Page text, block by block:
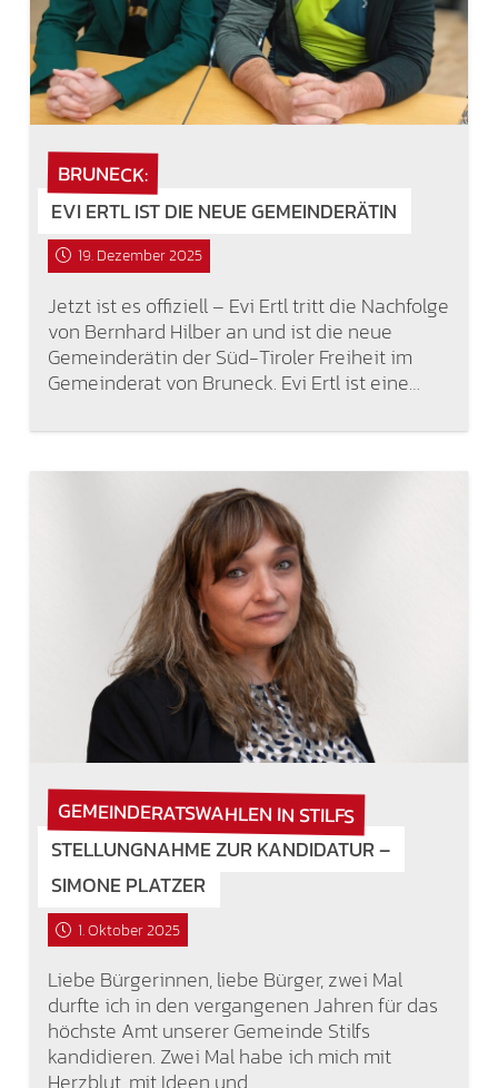
BRUNECK:
EVI ERTL IST DIE NEUE GEMEINDERÄTIN
19. Dezember 2025
Jetzt ist es offiziell – Evi Ertl tritt die Nachfolge
von Bernhard Hilber an und ist die neue
Gemeinderätin der Süd-Tiroler Freiheit im
Gemeinderat von Bruneck. Evi Ertl ist eine…
GEMEINDERATSWAHLEN IN STILFS
STELLUNGNAHME ZUR KANDIDATUR –
SIMONE PLATZER
1. Oktober 2025
Liebe Bürgerinnen, liebe Bürger, zwei Mal
durfte ich in den vergangenen Jahren für das
höchste Amt unserer Gemeinde Stilfs
kandidieren. Zwei Mal habe ich mich mit
Herzblut, mit Ideen und…